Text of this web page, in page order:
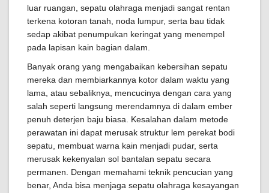
luar ruangan, sepatu olahraga menjadi sangat rentan
terkena kotoran tanah, noda lumpur, serta bau tidak
sedap akibat penumpukan keringat yang menempel
pada lapisan kain bagian dalam.
Banyak orang yang mengabaikan kebersihan sepatu
mereka dan membiarkannya kotor dalam waktu yang
lama, atau sebaliknya, mencucinya dengan cara yang
salah seperti langsung merendamnya di dalam ember
penuh deterjen baju biasa. Kesalahan dalam metode
perawatan ini dapat merusak struktur lem perekat bodi
sepatu, membuat warna kain menjadi pudar, serta
merusak kekenyalan sol bantalan sepatu secara
permanen. Dengan memahami teknik pencucian yang
benar, Anda bisa menjaga sepatu olahraga kesayangan